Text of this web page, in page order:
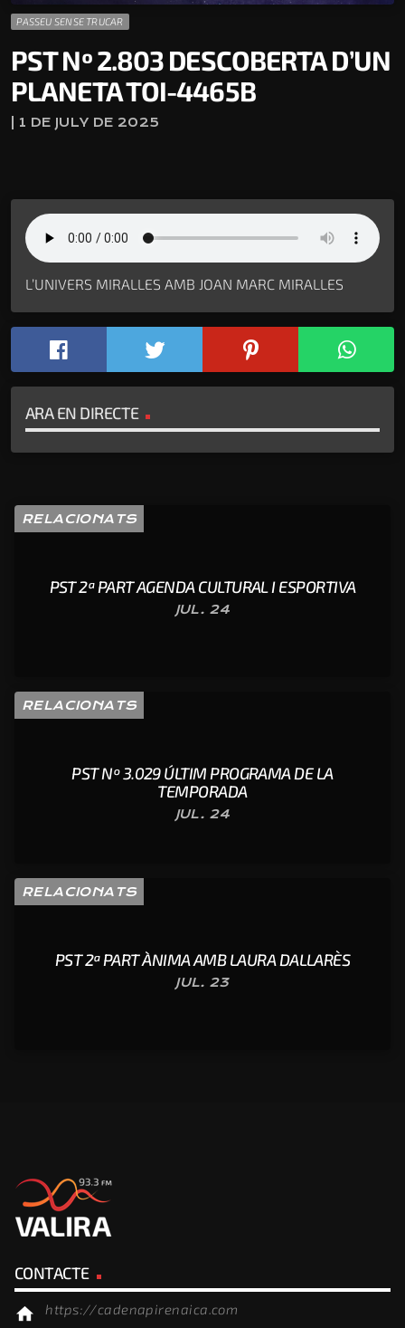
PASSEU SENSE TRUCAR
PST Nº 2.803 DESCOBERTA D’UN
PLANETA TOI-4465B
| 1 DE JULY DE 2025
L’UNIVERS MIRALLES AMB JOAN MARC MIRALLES
ARA EN DIRECTE
RELACIONATS
PST 2ª PART AGENDA CULTURAL I ESPORTIVA
JUL. 24
RELACIONATS
PST Nº 3.029 ÚLTIM PROGRAMA DE LA
TEMPORADA
JUL. 24
RELACIONATS
PST 2ª PART ÀNIMA AMB LAURA DALLARÈS
JUL. 23
CONTACTE
home https://cadenapirenaica.com